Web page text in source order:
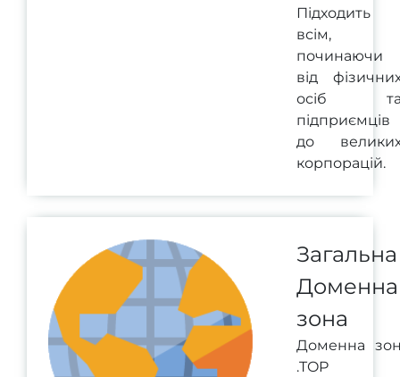
Підходить
всім,
починаючи
від
осіб
підприємців
до
корпорацій.
Загальна
Доменна
зона
Доменна
.TOP